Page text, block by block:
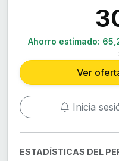
Ahorro estimado:
Ver
Inicia
ESTADÍSTICAS DEL